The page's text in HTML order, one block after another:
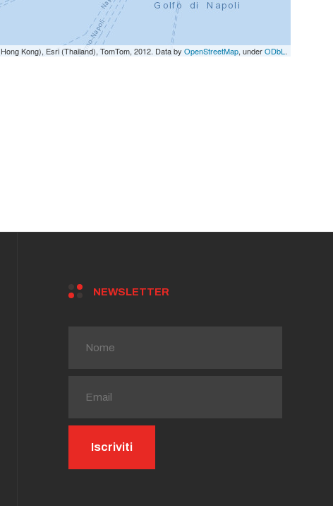
Kong), Esri (Thailand), TomTom, 2012. Data by OpenStreetMap, underODbL.
NEWSLETTER